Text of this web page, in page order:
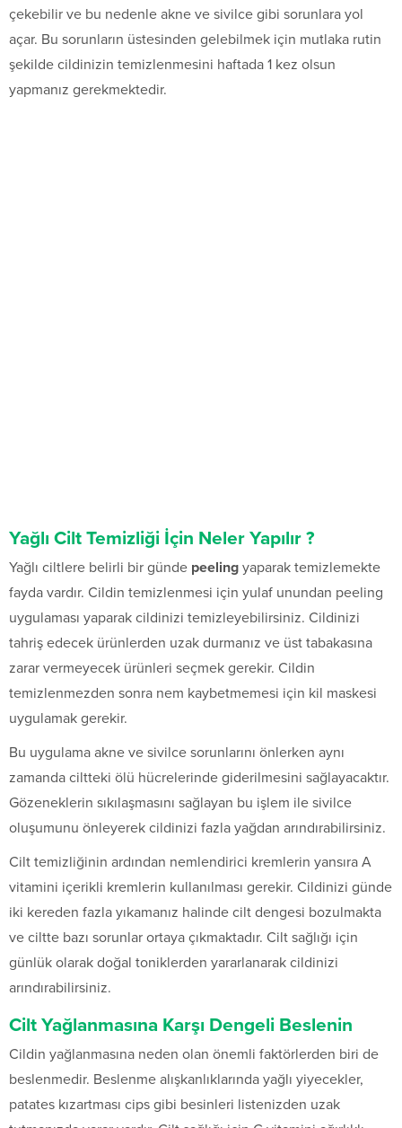
çekebilir ve bu nedenle akne ve sivilce gibi sorunlara yol
açar. Bu sorunların üstesinden gelebilmek için mutlaka rutin
şekilde cildinizin temizlenmesini haftada 1 kez olsun
yapmanız gerekmektedir.
Yağlı Cilt Temizliği İçin Neler Yapılır ?
Yağlı ciltlere belirli bir günde peeling yaparak temizlemekte
fayda vardır. Cildin temizlenmesi için yulaf unundan peeling
uygulaması yaparak cildinizi temizleyebilirsiniz. Cildinizi
tahriş edecek ürünlerden uzak durmanız ve üst tabakasına
zarar vermeyecek ürünleri seçmek gerekir. Cildin
temizlenmezden sonra nem kaybetmemesi için kil maskesi
uygulamak gerekir.
Bu uygulama akne ve sivilce sorunlarını önlerken aynı
zamanda ciltteki ölü hücrelerinde giderilmesini sağlayacaktır.
Gözeneklerin sıkılaşmasını sağlayan bu işlem ile sivilce
oluşumunu önleyerek cildinizi fazla yağdan arındırabilirsiniz.
Cilt temizliğinin ardından nemlendirici kremlerin yansıra A
vitamini içerikli kremlerin kullanılması gerekir. Cildinizi günde
iki kereden fazla yıkamanız halinde cilt dengesi bozulmakta
ve ciltte bazı sorunlar ortaya çıkmaktadır. Cilt sağlığı için
günlük olarak doğal toniklerden yararlanarak cildinizi
arındırabilirsiniz.
Cilt Yağlanmasına Karşı Dengeli Beslenin
Cildin yağlanmasına neden olan önemli faktörlerden biri de
beslenmedir. Beslenme alışkanlıklarında yağlı yiyecekler,
patates kızartması cips gibi besinleri listenizden uzak